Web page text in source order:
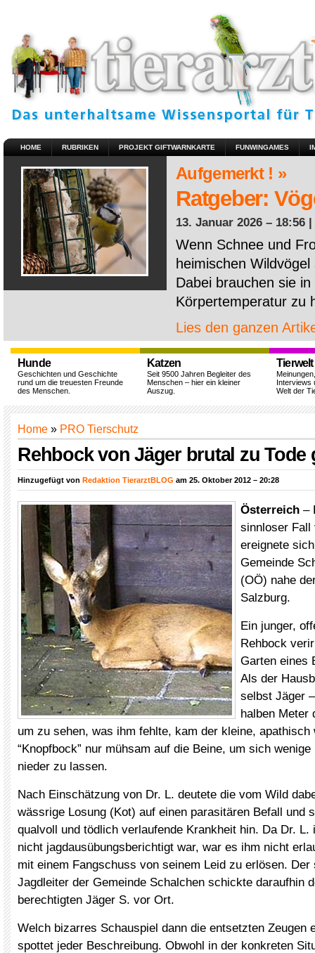
HOME RUBRIKEN PROJEKT GIFTWARNKARTE FUNWINGAMES
Aufgemerkt ! »
Ratgeber:
13. Januar 2026 – 18:56 |
Wenn Schnee und
heimischen
Dabei brauchen sie
Körpertemperatur zu
Lies den ganzen
Hunde
Geschichten und Geschichte
rund um die treuesten Freunde
des Menschen.
Katzen
Seit 9500 Jahren Begleiter des
Menschen – hier ein kleiner
Auszug.
Tierwelt
Interviews
Welt der
Home » PRO Tierschutz
Rehbock von Jäger brutal zu Tode
Hinzugefügt von Redaktion TierarztBLOG am 25. Oktober 2012 – 20:28
Österreich –
sinnloser Fall
ereignete
Gemeinde
(OÖ) nahe
Salzburg.
Ein junger,
Rehbock
Garten eines
Als der
selbst Jäger
halben Meter
um zu sehen, was ihm fehlte, kam der kleine, apathisch
“Knopfbock” nur mühsam auf die Beine, um sich
nieder zu lassen.
Nach Einschätzung von Dr. L. deutete die vom Wild
wässrige Losung (Kot) auf einen parasitären Befall und
qualvoll und tödlich verlaufende Krankheit hin. Da Dr. L.
nicht jagdausübungsberichtigt war, war es ihm nicht
mit einem Fangschuss von seinem Leid zu erlösen. Der
Jagdleiter der Gemeinde Schalchen schickte daraufhin
berechtigten Jäger S. vor Ort.
Welch bizarres Schauspiel dann die entsetzten Zeugen
spottet jeder Beschreibung. Obwohl in der konkreten